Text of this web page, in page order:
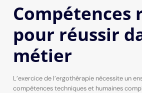
Compétences
pour réussir
métier
L’exercice de l’ergothérapie nécessite un
compétences techniques et humaines